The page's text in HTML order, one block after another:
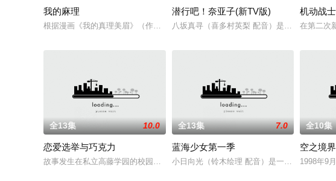
我的麻理
根据漫画《我的真理美眉》（作者：竹內櫻）改编。标准宅男雁狩广志制造出来一个
潜行吧！奈亚子(新TV版)
八坂真寻（喜多村英梨 配音）是一位单纯平
机动战
在第二次
全13集 10.0
恋爱选举与巧克力
故事发生在私立高藤学园的校园中，这一年，童年好友大岛祐树（中村悠一 配音）
全13集 7.0
蓝海少女第一季
小日向光（铃木绘理 配音）是一个性格开朗
全10集
空之境
1998年9